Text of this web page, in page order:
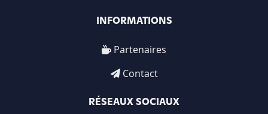
INFORMATIONS
Partenaires
Contact
RÉSEAUX SOCIAUX